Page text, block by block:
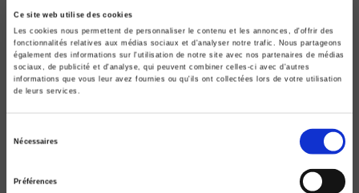
Ce site web utilise des cookies
Les cookies nous permettent de personnaliser le contenu et les annonces, d'offrir des
fonctionnalités relatives aux médias sociaux et d'analyser notre trafic. Nous partageons
également des informations sur l'utilisation de notre site avec nos partenaires de médias
sociaux, de publicité et d'analyse, qui peuvent combiner celles-ci avec d'autres
informations que vous leur avez fournies ou qu'ils ont collectées lors de votre utilisation
de leurs services.
Nécessaires
Préférences
Les élites d'origine maghrébine dans le système
Vincent Geisser